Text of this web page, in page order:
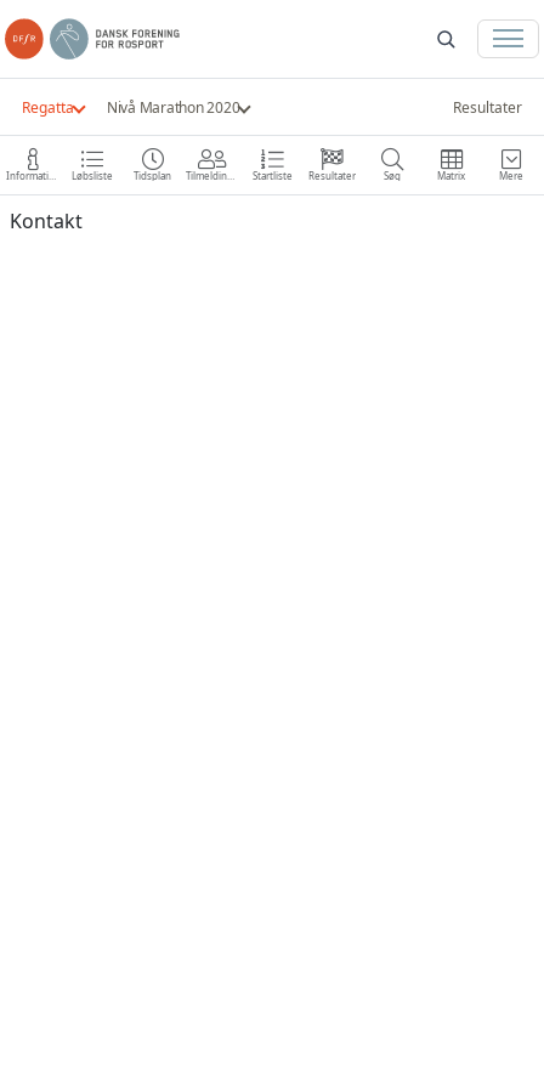
Regatta Nivå Marathon 2020 Resultater
Information Løbsliste Tidsplan Tilmeldinger Startliste Resultater Søg Matrix Mere
Kontakt